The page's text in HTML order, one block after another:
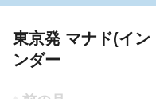
東京発 マナド(イン
ンダー